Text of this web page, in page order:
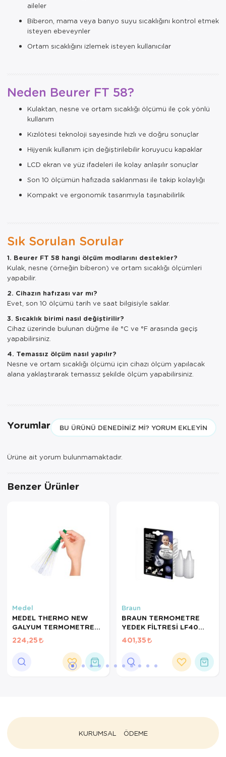
aileler
Biberon, mama veya banyo suyu sıcaklığını kontrol etmek
isteyen ebeveynler
Ortam sıcaklığını izlemek isteyen kullanıcılar
Neden Beurer FT 58?
Kulaktan, nesne ve ortam sıcaklığı ölçümü ile çok yönlü
kullanım
Kızılötesi teknoloji sayesinde hızlı ve doğru sonuçlar
Hijyenik kullanım için değiştirilebilir koruyucu kapaklar
LCD ekran ve yüz ifadeleri ile kolay anlaşılır sonuçlar
Son 10 ölçümün hafızada saklanması ile takip kolaylığı
Kompakt ve ergonomik tasarımıyla taşınabilirlik
Sık Sorulan Sorular
1. Beurer FT 58 hangi ölçüm modlarını destekler?
Kulak, nesne (örneğin biberon) ve ortam sıcaklığı ölçümleri
yapabilir.
2. Cihazın hafızası var mı?
Evet, son 10 ölçümü tarih ve saat bilgisiyle saklar.
3. Sıcaklık birimi nasıl değiştirilir?
Cihaz üzerinde bulunan düğme ile °C ve °F arasında geçiş
yapabilirsiniz.
4. Temassız ölçüm nasıl yapılır?
Nesne ve ortam sıcaklığı ölçümü için cihazı ölçüm yapılacak
alana yaklaştırarak temassız şekilde ölçüm yapabilirsiniz.
Yorumlar BU ÜRÜNÜ DENEDINIZ MI? YORUM EKLEYIN
Ürüne ait yorum bulunmamaktadır.
Benzer Ürünler
Medel
MEDEL THERMO NEW
GALYUM TERMOMETRE
95266 MADE IN ITALY
224,25
Braun
BRAUN TERMOMETRE
YEDEK FİLTRESİ LF40
40LI
401,35
KURUMSAL ÖDEME